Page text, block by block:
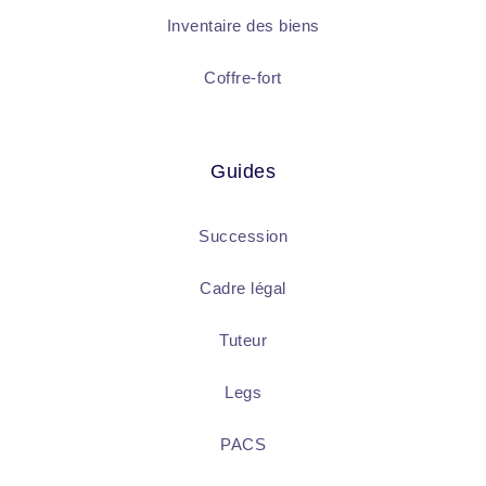
Inventaire des biens
Coffre-fort
Guides
Succession
Cadre légal
Tuteur
Legs
PACS